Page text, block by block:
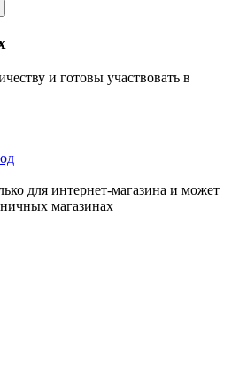
и готовы участвовать в
для интернет-магазина и может
магазинах